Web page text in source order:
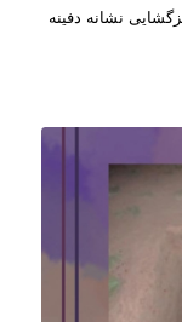
نشانه دفینه